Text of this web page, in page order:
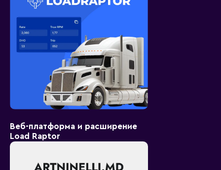
Веб-платформа и расширение
Load Raptor